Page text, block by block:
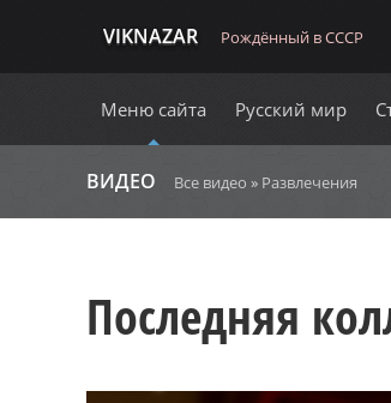
VIKNAZAR Рождённый в СССР
Меню сайта Русский мир
ВИДЕО Все видео » Развлечения
Последняя